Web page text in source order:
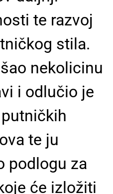
te razvoj
stila.
nekolicinu
i odlučio je
te ju
podlogu za
će izložiti